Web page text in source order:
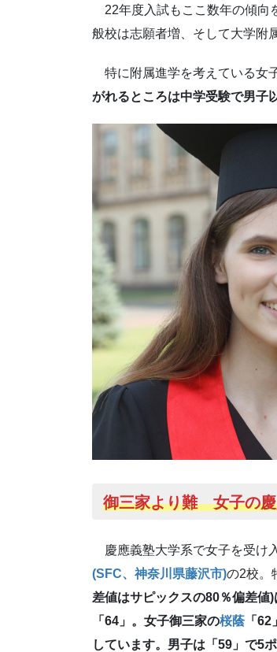
22年度入試もここ数年の傾向
般校は志願者増、そして大学附
特に附属進学を考えている女
がれるところは中学受験で男子
御三家より難 女子の
慶應義塾大学系で女子を受け
(SFC、神奈川県藤沢市)の2校。
差値はサピックスの80％偏差値
「64」。女子御三家の桜蔭 「62
しています。男子は「59」で5